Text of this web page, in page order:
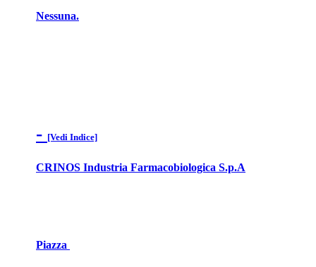
Nessuna.
- [Vedi Indice]
CRINOS Industria Farmacobiologica S.p.A
Piazza